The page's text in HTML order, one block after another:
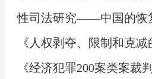
性司法研究——中国的恢
《人权剥夺、限制和克减
《经济犯罪200案类案裁